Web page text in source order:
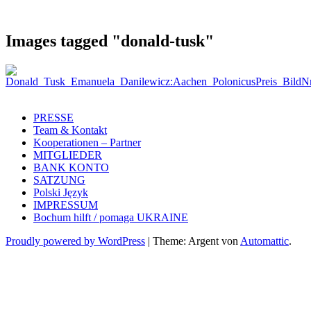
Images tagged "donald-tusk"
PRESSE
Team & Kontakt
Kooperationen – Partner
MITGLIEDER
BANK KONTO
SATZUNG
Polski Język
IMPRESSUM
Bochum hilft / pomaga UKRAINE
Proudly powered by WordPress | Theme: Argent von Automattic.